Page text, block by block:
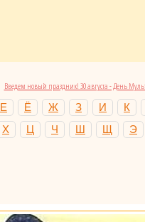
Введем новый праздник! 30 августа - День
Е Ё Ж З И К
Х Ц Ч Ш Щ Э